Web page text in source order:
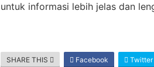
untuk informasi lebih jelas dan
SHARE THIS Facebook Twitter